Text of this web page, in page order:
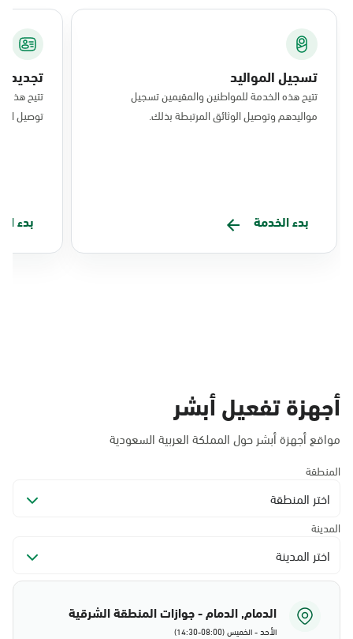
تسجيل المواليد
تتيح هذه الخدمة للمواطنين والمقيمين تسجيل
مواليدهم وتوصيل الوثائق المرتبطة بذلك.
بدء الخدمة
تجديد
تتيح هذه
توصيل
بدء
أجهزة تفعيل أبشر
مواقع أجهزة أبشر حول المملكة العربية السعودية
المنطقة
اختر المنطقة
المدينة
اختر المدينة
الدمام, الدمام - جوازات المنطقة الشرقية
الأحد - الخميس (08:00-14:30)